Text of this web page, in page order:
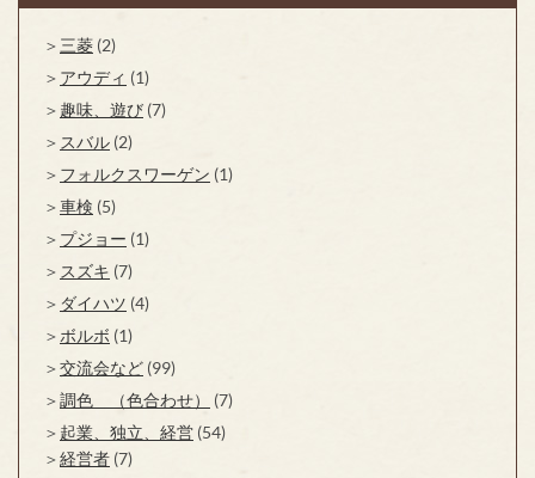
三菱 (2)
アウディ (1)
趣味、遊び (7)
スバル (2)
フォルクスワーゲン (1)
車検 (5)
プジョー (1)
スズキ (7)
ダイハツ (4)
ボルボ (1)
交流会など (99)
調色 （色合わせ）
(7)
起業、独立、経営 (54)
経営者 (7)